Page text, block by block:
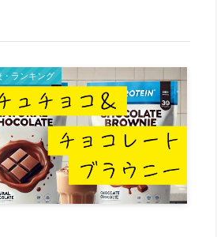
・ランキング